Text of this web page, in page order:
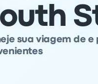
sua viagem de